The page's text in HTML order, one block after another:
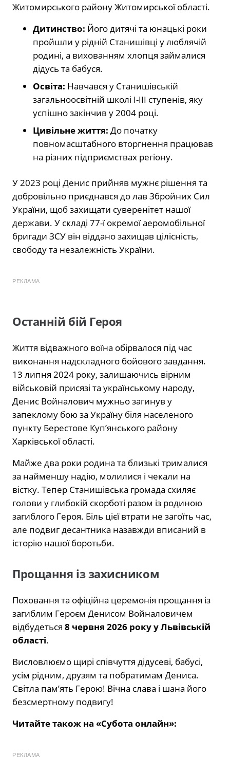
Житомирського району Житомирської області.
Дитинство: Його дитячі та юнацькі роки
пройшли у рідній Станишівці у люблячій
родині, а вихованням хлопця займалися
дідусь та бабуся.
Освіта: Навчався у Станишівській
загальноосвітній школі І-ІІІ ступенів, яку
успішно закінчив у 2004 році.
Цивільне життя: До початку
повномасштабного вторгнення працював
на різних підприємствах регіону.
У 2023 році Денис прийняв мужнє рішення та
добровільно приєднався до лав Збройних Сил
України, щоб захищати суверенітет нашої
держави. У складі 77-ї окремої аеромобільної
бригади ЗСУ він віддано захищав цілісність,
свободу та незалежність України.
РЕКЛАМА
Останній бій Героя
Життя відважного воїна обірвалося під час
виконання надскладного бойового завдання.
13 липня 2024 року, залишаючись вірним
військовій присязі та українському народу,
Денис Войналович мужньо загинув у
запеклому бою за Україну біля населеного
пункту Берестове Куп’янського району
Харківської області.
Майже два роки родина та близькі трималися
за найменшу надію, молилися і чекали на
вістку. Тепер Станишівська громада схиляє
голови у глибокій скорботі разом із родиною
загиблого Героя. Біль цієї втрати не загоїть час,
але подвиг десантника назавжди вписаний в
історію нашої боротьби.
Прощання із захисником
Поховання та офіційна церемонія прощання із
загиблим Героєм Денисом Войналовичем
відбудеться 8 червня 2026 року у Львівській
області.
Висловлюємо щирі співчуття дідусеві, бабусі,
усім рідним, друзям та побратимам Дениса.
Світла пам’ять Герою! Вічна слава і шана його
безсмертному подвигу!
Читайте також на «Субота онлайн»:
РЕКЛАМА